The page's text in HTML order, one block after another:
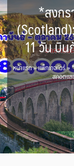
AFG อัฟกานิสถาน
เอเชียกลาง 6
BRN บรูไน 0
จีน 282
IND อินเดีย 21
IRN อิหร่าน 0
JPN ญี่ปุ่น 71
KAZ คาซัคสถาน
Balkan บอลข่าน
MNE มอนเตเนโกร
ล่าแสงเหนือ-ใต้ 11
ยุโรปตะวันออก 12
AZE อาเซอร์ไบจาน
BLR เบลารุส 0
HRV โครเอเชีย 3
อเมริกาใต้ 8
CUB คิวบา 0
CHL ชิลี 3
PER เปรู 2
เม็กซิโก คิวบา 1
ทัวร์ ล่องเรือสำร
ทัวร์ ล่องเรือสำรา
1
แอฟริกาใต้ -
3
ขั้วโลกใต้ 2
แทนซาเนีย -
ไมโครนีเซีย -
ตูนีเซีย - Tunisia
แอลจีเรีย -
ทัวร์ อันซีน ประเท
ล่องเรือดินเนอร์ วั
22
ล่องเรือดินเนอร์วัน
ล่องเรือดินเนอร์แม่
าพระยา
34
ล่องเรือโปรแกรมอ
ล่องเรือ รอบ
ล่องเรือเหมาลำ /
อยอร์ช / Speed Boat
ะเทศ
255
เรือยอร์ช /
บ Join ทั่วประเทศ
72
ตั๋วสวนสนุก 0
บุฟเฟต์ใบหยก 7
ตั๋วเรือ Hop-on
โปรแกรมทัวร์ทั่วไทย
พิเศษ! ล่องเรือเท
ยา
1
ห้องพักราคาพิเศษ
ข่าวที่น่าสนใจ
ความรู้ทั่วไป
สถานที่ท่องเที่ยว
*สงก
11 วัน บิ
หน้าแรก»แพ็กเกจทัวร์»
สกอตแล